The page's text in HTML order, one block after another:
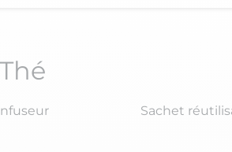
Thé
Sachet